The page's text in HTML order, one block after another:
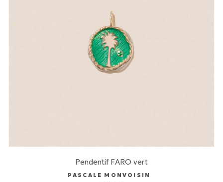
Pendentif FARO vert
PASCALE MONVOISIN